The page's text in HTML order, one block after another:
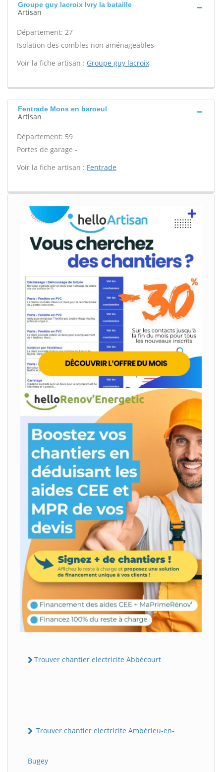
Groupe guy lacroix Ivry la bataille
Artisan
Département: 27
Isolation des combles non aménageables -
Voir la fiche artisan : Groupe guy lacroix
Fentrade Mons en baroeul
Artisan
Département: 59
Portes de garage -
Voir la fiche artisan : Fentrade
Trouver chantier electricite Abbécourt
Trouver chantier electricite Ambérieu-en-
Bugey